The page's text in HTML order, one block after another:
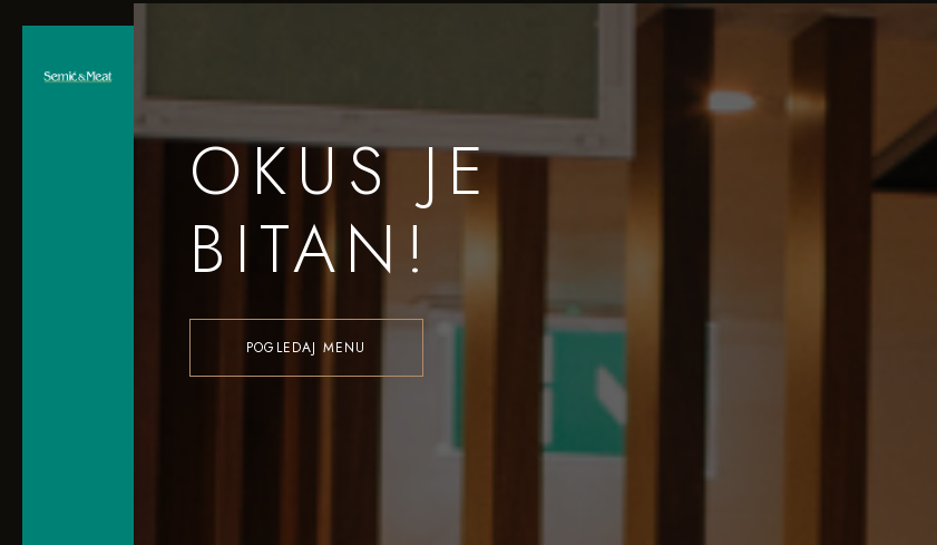
OKUS JE
BITAN!
POGLEDAJ MENU